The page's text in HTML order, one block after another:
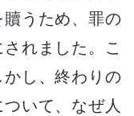
うため、罪の
れました。こ
し、終わりの
いて、なぜ人